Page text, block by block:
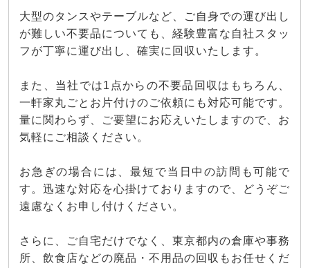
大型のタンスやテーブルなど、ご自身での運び出し
が難しい不要品についても、経験豊富な自社スタッ
フが丁寧に運び出し、確実に回収いたします。
また、当社では1点からの不要品回収はもちろん、
一軒家丸ごとお片付けのご依頼にも対応可能です。
量に関わらず、ご要望にお応えいたしますので、お
気軽にご相談ください。
お急ぎの場合には、最短で当日中の訪問も可能で
す。迅速な対応を心掛けておりますので、どうぞご
遠慮なくお申し付けください。
さらに、ご自宅だけでなく、東京都内の倉庫や事務
所、飲食店などの廃品・不用品の回収もお任せくだ